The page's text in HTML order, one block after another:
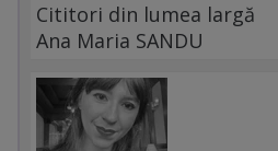
Cititori din lumea largă
Ana Maria SANDU